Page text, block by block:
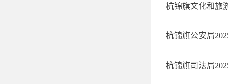
杭锦旗文化和旅
杭锦旗公安局
杭锦旗司法局